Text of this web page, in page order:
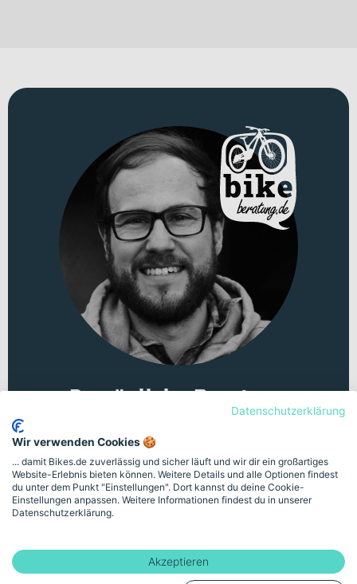
Persönliche Beratung
Unsicher bei der Auswahl? Lass dich von
unserem Fahrradexperten am Telefon oder im
Videomeeting kostenlos und unverbindlich
beraten.
Datenschutzerklärung
Wir verwenden Cookies 🍪
... damit Bikes.de zuverlässig und sicher läuft und wir dir ein großartiges
Website-Erlebnis bieten können. Weitere Details und alle Optionen findest
du unter dem Punkt "Einstellungen". Dort kannst du deine Cookie-
Einstellungen anpassen. Weitere Informationen findest du in unserer
Datenschutzerklärung.
Akzeptieren